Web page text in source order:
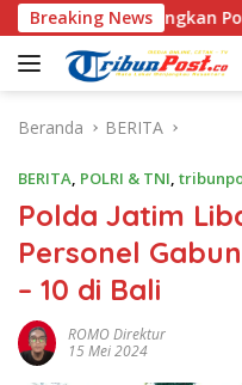
Langsung
ke
konten
Breaking News
Potensi di
Beranda BERITA
BERITA, POLRI & TNI,
Polda Jatim
Personel
– 10 di Bali
ROMO Direktur
15 Mei 2024